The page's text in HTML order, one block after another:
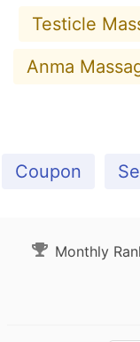
Testicle
Anma
Coupon
Monthly